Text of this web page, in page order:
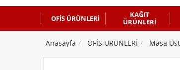
OFİS ÜRÜNLERİ
KAĞIT
ÜRÜNLERİ
Anasayfa OFİS ÜRÜNLERİ Masa